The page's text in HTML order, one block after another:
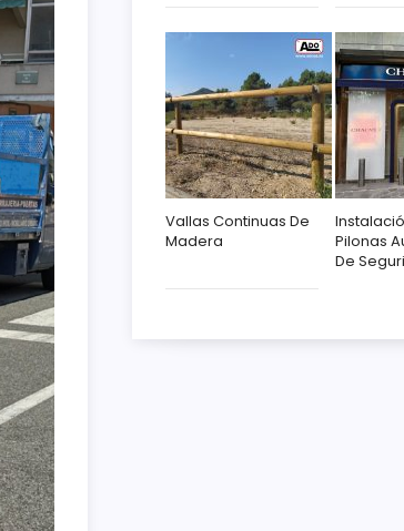
Vallas Continuas De
Madera
Pilonas
De